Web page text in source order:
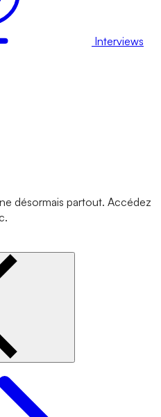
Interviews
désormais partout. Accédez